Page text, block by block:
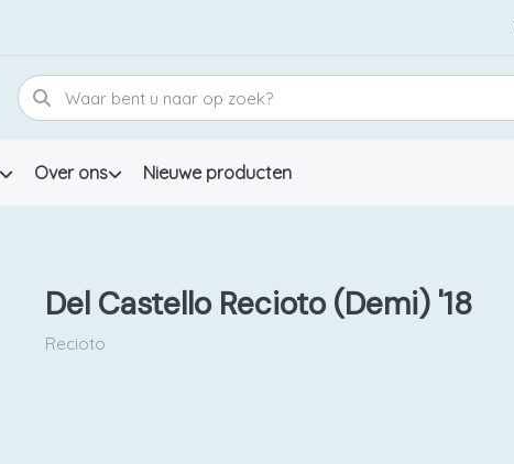
Over ons Nieuwe producten
Del Castello Recioto (Demi) '18
Recioto